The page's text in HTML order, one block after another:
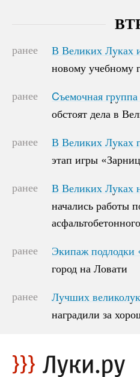
ранее
В Великих Луках
новому учебному
В Великих Луках
новому учебному
ранее
Cъемочная
обстоят дела в
Cъемочная
обстоят дела в
ранее
В Великих Луках
этап игры
В Великих Луках
этап игры
ранее
В Великих Луках
начались работы
В Великих Луках
начались работы
ранее
Экипаж подлодки
город на Ловати
Экипаж подлодки
город на Ловати
ранее
Лучших
наградили за
Лучших
наградили за